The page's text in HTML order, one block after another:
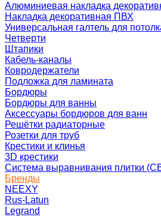
Алюминиевая накладка
Накладка декоративная ПВХ
Универсальная галтель для
Четверти
Штапики
Кабель-каналы
Ковродержатели
Подложка для ламината
Бордюры
Бордюры для ванны
Аксессуары бордюров для ванн
Решётки радиаторные
Розетки для труб
Крестики и клинья
3D крестики
Система выравнивания плитки
Бренды
NEEXY
Rus-Latun
Legrand